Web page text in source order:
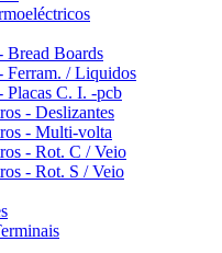
Bread Boards
Ferram. / Liquidos
Placas C. I. -pcb
- Deslizantes
- Multi-volta
- Rot. C / Veio
- Rot. S / Veio